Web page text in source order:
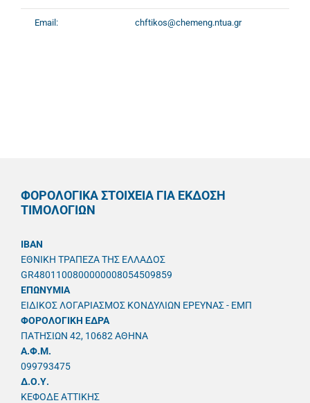
Email: chftikos@chemeng.ntua.gr
ΦΟΡΟΛΟΓΙΚΑ ΣΤΟΙΧΕΙΑ ΓΙΑ ΕΚΔΟΣΗ
ΤΙΜΟΛΟΓΙΩΝ
IBAN
ΕΘΝΙΚΗ ΤΡΑΠΕΖΑ ΤΗΣ ΕΛΛΑΔΟΣ
GR4801100800000008054509859
ΕΠΩΝΥΜΙΑ
ΕΙΔΙΚΟΣ ΛΟΓΑΡΙΑΣΜΟΣ ΚΟΝΔΥΛΙΩΝ ΕΡΕΥΝΑΣ - ΕΜΠ
ΦΟΡΟΛΟΓΙΚΗ ΕΔΡΑ
ΠΑΤΗΣΙΩΝ 42, 10682 ΑΘΗΝΑ
A.Φ.Μ.
099793475
Δ.Ο.Υ.
ΚΕΦΟΔΕ ΑΤΤΙΚΗΣ